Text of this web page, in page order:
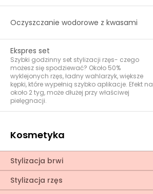
zjawiskowi elektroforoporacji.
Oczyszczanie wodorowe z kwasami
Ekspres set
Szybki godzinny set stylizacji rzęs- czego
możesz się spodziewać? Około 50%
wyklejonych rzęs, ładny wahlarzyk, większe
kępki, które wypełnią szybko aplikacje. Efekt na
około 2 tyg, może dłużej przy właściwej
pielęgnacji.
Kosmetyka
Stylizacja brwi
Stylizacja rzęs